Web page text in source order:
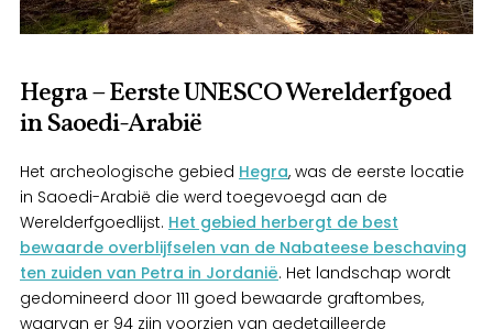
Hegra – Eerste UNESCO Werelderfgoed
in Saoedi-Arabië
Het archeologische gebied Hegra, was de eerste locatie
in Saoedi-Arabië die werd toegevoegd aan de
Werelderfgoedlijst. Het gebied herbergt de best
bewaarde overblijfselen van de Nabateese beschaving
ten zuiden van Petra in Jordanië. Het landschap wordt
gedomineerd door 111 goed bewaarde graftombes,
waarvan er 94 zijn voorzien van gedetailleerde